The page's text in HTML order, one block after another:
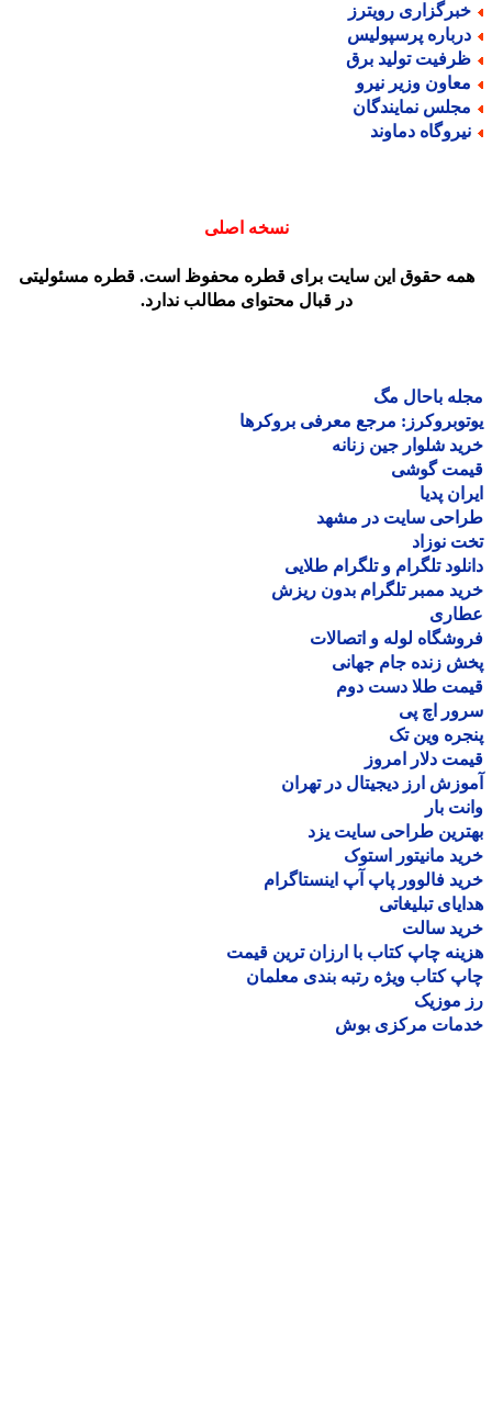
رویترز
پرسپولیس
تولید برق
وزیر نیرو
نمایندگان
دماوند
نسخه اصلی
حقوق این سایت برای قطره محفوظ است. قطره مسئولیتی
در قبال محتوای مطالب ندارد.
باحال مگ
مرجع معرفی بروکرها
شلوار جین زنانه
گوشی
پدیا
سایت در مشهد
نوزاد
تلگرام و تلگرام طلایی
ممبر تلگرام بدون ریزش
لوله و اتصالات
زنده جام جهانی
طلا دست دوم
اچ پی
وین تک
دلار امروز
ارز دیجیتال در تهران
بار
طراحی سایت یزد
مانیتور استوک
فالوور پاپ آپ اینستاگرام
تبلیغاتی
سالت
چاپ کتاب با ارزان ترین قیمت
کتاب ویژه رتبه بندی معلمان
موزیک
مرکزی بوش